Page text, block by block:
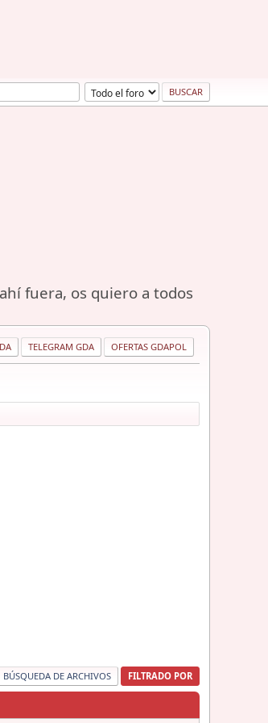
fuera, os quiero a todos
TELEGRAM GDA OFERTAS GDAPOL
BÚSQUEDA DE ARCHIVOS FILTRADO POR